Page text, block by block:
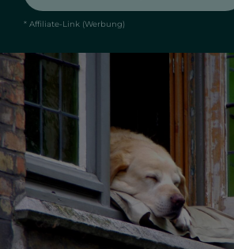
* Affiliate-Link (Werbung)